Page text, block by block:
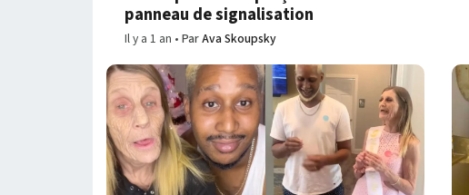
panneau de signalisation
Il y a 1 an ParAva Skoupsky